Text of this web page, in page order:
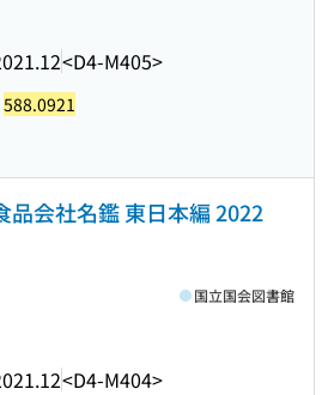
<D4-M405>
588.0921
品会社名鑑 東日本編 2022
<D4-M404>
国立国会図書館